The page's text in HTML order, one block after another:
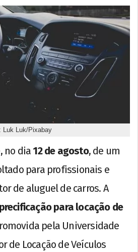
Luk Luk/Pixabay
no dia 12 de agosto, de um
para profissionais e
de aluguel de carros. A
precificação para locação de
pela Universidade
de Locação de Veículos